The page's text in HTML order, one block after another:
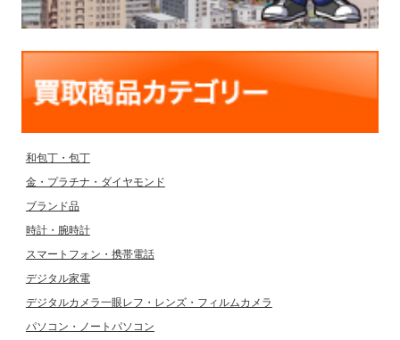
和包丁・包丁
金・プラチナ・ダイヤモンド
ブランド品
時計・腕時計
スマートフォン・携帯電話
デジタル家電
デジタルカメラ一眼レフ・レンズ・フィルムカメラ
パソコン・ノートパソコン